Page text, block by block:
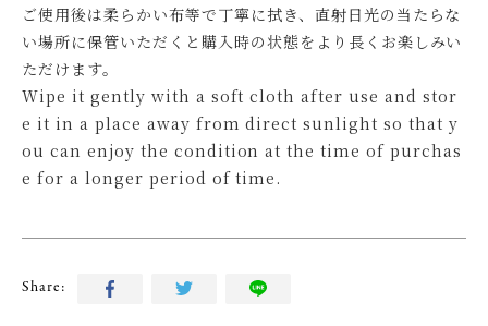
ご使用後は柔らかい布等で丁寧に拭き、直射日光の当たらな
い場所に保管いただくと購入時の状態をより長くお楽しみい
ただけます。
Wipe it gently with a soft cloth after use and stor
e it in a place away from direct sunlight so that y
ou can enjoy the condition at the time of purchas
e for a longer period of time.
Share: